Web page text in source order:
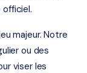
majeur. Notre
ou des
viser les